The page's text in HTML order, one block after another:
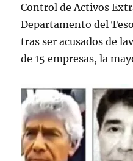
Control de Activos
Departamento del
tras ser acusados de
de 15 empresas, la